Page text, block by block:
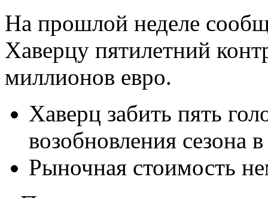
На прошлой неделе
Хаверцу пятилетний
миллионов евро.
Хаверц забить пять
возобновления сезона
Рыночная стоимость